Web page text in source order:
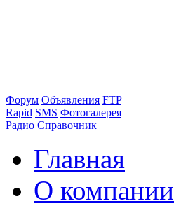
Форум Объявления FTP
Rapid SMS Фотогалерея
Радио Справочник
Главная
О компании